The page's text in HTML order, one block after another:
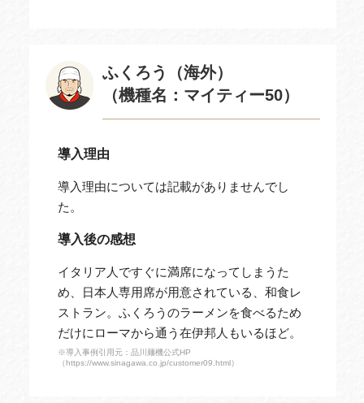
ふくろう（海外）
（機種名：マイティー50）
導入理由
導入理由については記載がありませんでし
た。
導入後の感想
イタリア人ですぐに満席になってしまうた
め、日本人専用席が用意されている、和食レ
ストラン。ふくろうのラーメンを食べるため
だけにローマから通う在伊邦人もいるほど。
※導入事例引用元：品川麺機公式HP
（https://www.sinagawa.co.jp/customer09.html）